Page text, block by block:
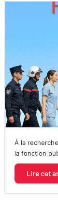
À la
la fonction
Lire cet